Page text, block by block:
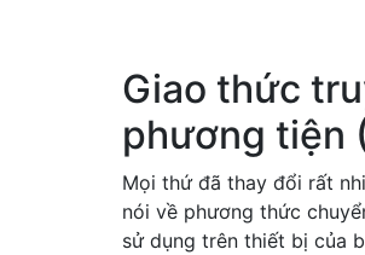
Giao thức
phương tiện
Mọi thứ đã thay đổi rất
nói về phương thức
sử dụng trên thiết bị của